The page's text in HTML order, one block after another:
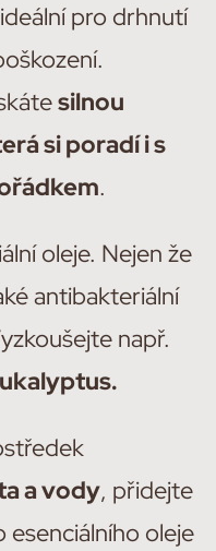
pro drhnutí
silnou
si poradí i s
.
oleje. Nejen že
antibakteriální
např.
a vody, přidejte
esenciálního oleje